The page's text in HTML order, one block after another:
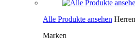
Alle Produkte ansehen
Marken